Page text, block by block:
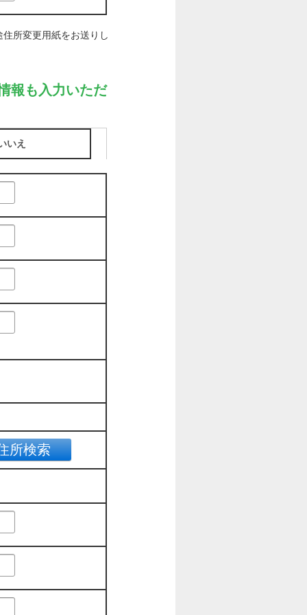
所変更用紙をお送りし
報も入力いただ
いえ